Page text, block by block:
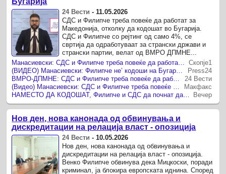
24 Вести -11.05.2026
СДС и Филипче треба повеќе да работат за
Македонија, отколку да кодошат во Бугарија.
СДС и Филипче со рејтинг од само 4%, се
свртија да одработуваат за странски држави и
странски партии, велат од ВМРО ДПМНЕ...
Манасиевски: СДС и Филипче треба повеќе да работат за Македонија, отколку да кодошат во Бугарија
Скопје1
(ВИДЕО) Манасиевски: Филипче не’ кодоши на Бугарите
Press24
ВМРО-ДПМНЕ: СДС и Филипче треба повеќе да работат за Македонија, отколку да кодошат во Бугарија
24 Вести
(Видео) Манасиевски: СДС и Филипче треба повеќе да работат за Македонија, отколку да кодошат во Бугарија
Макфакс
НАМЕСТО ДА КОДОШАТ, Филипче и СДС да почнат да работат за Македонија, порачаа од ВМРО-ДПМНЕ
Вечер
Нов ден, нова канонада од обвинувања и
дискредитации на релација власт - опозиција
24 Вести -10.05.2026
Нов ден, нова канонада од обвинувања и
дискредитации на релација власт - опозиција.
Венко Филипче обвинува дека Мицкоски, поради
криминал, ја блокира европската иднина. Според